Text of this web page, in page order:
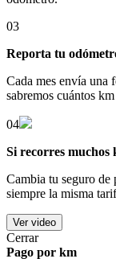
03
Reporta tu
Cada mes envía una
sabremos cuántos
04
Si recorres muchos
Cambia tu seguro de
siempre la misma
Ver video
Cerrar
Pago por km